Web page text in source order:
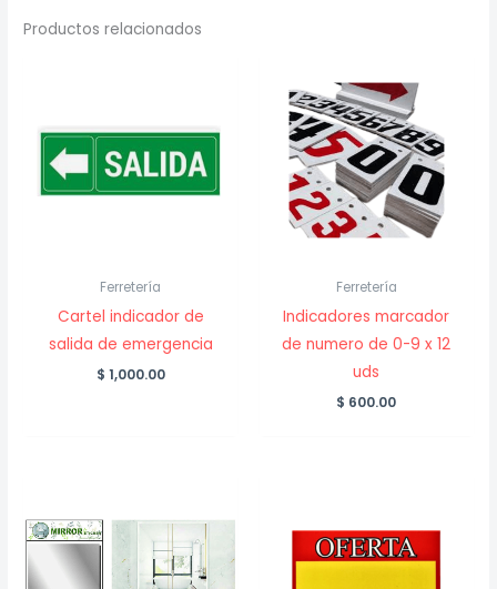
Productos relacionados
Ferretería
Cartel indicador de
salida de emergencia
$ 1,000.00
Ferretería
Indicadores marcador
de numero de 0-9 x 12
uds
$ 600.00